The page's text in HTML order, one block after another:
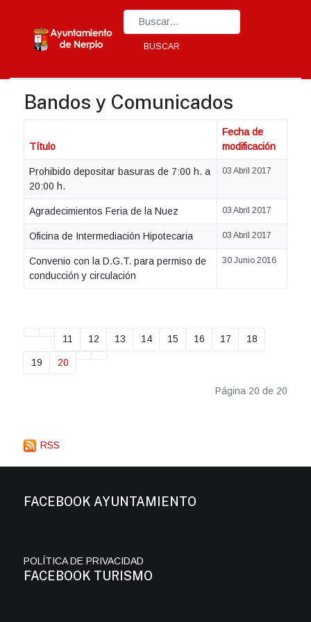
Type 2 or more characters for results.
BUSCAR
Bandos y Comunicados
Título
Fecha de
modificación
Prohibido depositar basuras de 7:00 h. a
20:00 h.
03 Abril 2017
Agradecimientos Feria de la Nuez 03 Abril 2017
Oficina de Intermediación Hipotecaria 03 Abril 2017
Convenio con la D.G.T. para permiso de
conducción y circulación
30 Junio 2016
11 12 13 14 15 16 17 18
19 20
Página 20 de 20
RSS
FACEBOOK AYUNTAMIENTO
POLÍTICA DE PRIVACIDAD
FACEBOOK TURISMO